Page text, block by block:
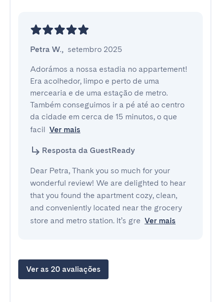
Petra W., setembro 2025
Adorámos a nossa estadia no appartement!
Era acolhedor, limpo e perto de uma
mercearia e de uma estação de metro.
Também conseguimos ir a pé até ao centro
da cidade em cerca de 15 minutos, o que
facil Ver mais
Resposta da GuestReady
Dear Petra, Thank you so much for your
wonderful review! We are delighted to hear
that you found the apartment cozy, clean,
and conveniently located near the grocery
store and metro station. It’s gre Ver mais
Ver as 20 avaliações